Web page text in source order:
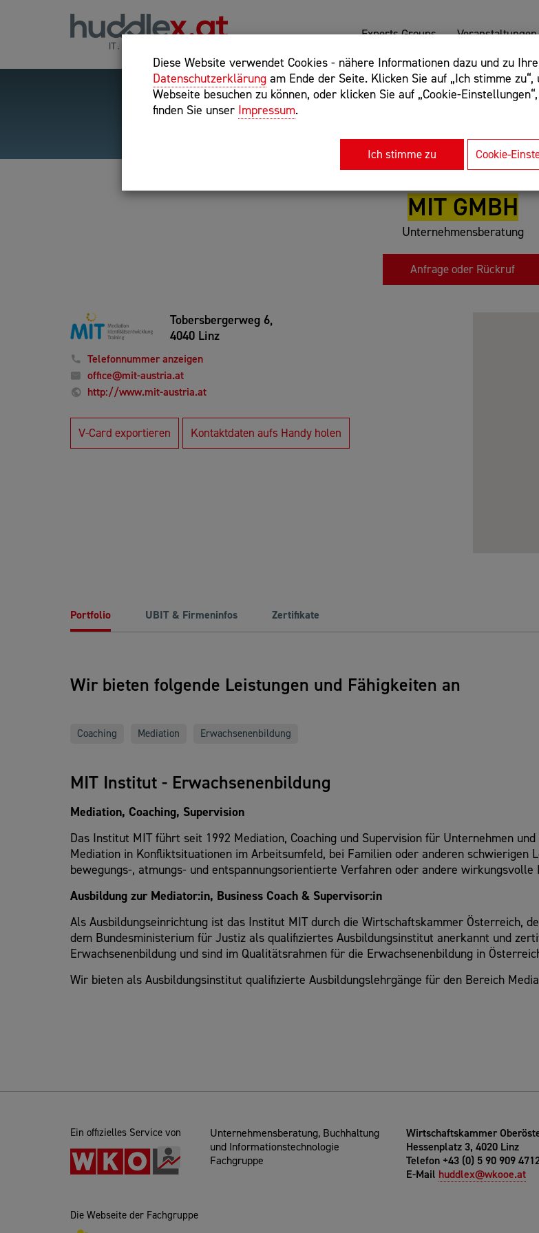
Diese Website verwendet Cookies - nähere Informationen dazu und zu
Datenschutzerklärung am Ende der Seite. Klicken Sie auf „Ich stimme
Webseite besuchen zu können, oder klicken Sie auf „Cookie-
finden Sie unser Impressum.
Ich stimme zu Cookie-
Experts Groups Veranstaltungen
Hilfreiche Suchparameter: Begriff einschließen: +webshop, Begriff
Exakter Suchbegriff: "internet of things"
MIT GMBH
Unternehmensberatung
Anfrage oder Rückruf
Tobersbergerweg 6,
4040 Linz
Telefonnummer anzeigen
office@mit-austria.at
http://www.mit-austria.at
V-Card exportieren Kontaktdaten aufs Handy holen
Portfolio UBIT & Firmeninfos Zertifikate
Wir bieten folgende Leistungen und Fähigkeiten an
Coaching Mediation Erwachsenenbildung
MIT Institut - Erwachsenenbildung
Mediation, Coaching, Supervision
Das Institut MIT führt seit 1992 Mediation, Coaching und Supervision für Unternehmen
Mediation in Konfliktsituationen im Arbeitsumfeld, bei Familien oder anderen schwierigen
bewegungs-, atmungs- und entspannungsorientierte Verfahren oder andere wirkungsvolle
Ausbildung zur Mediator:in, Business Coach & Supervisor:in
Als Ausbildungseinrichtung ist das Institut MIT durch die Wirtschaftskammer Österreich,
dem Bundesministerium für Justiz als qualifiziertes Ausbildungsinstitut anerkannt und
Erwachsenenbildung und sind im Qualitätsrahmen für die Erwachsenenbildung in
Wir bieten als Ausbildungsinstitut qualifizierte Ausbildungslehrgänge für den Bereich
Ein offizielles Service von
Unternehmensberatung, Buchhaltung
und Informationstechnologie
Fachgruppe
Wirtschaftskammer
Hessenplatz 3, 4020 Linz
Telefon +43 (0) 5 90 909
E-Mail huddlex@wkooe.at
Die Webseite der Fachgruppe